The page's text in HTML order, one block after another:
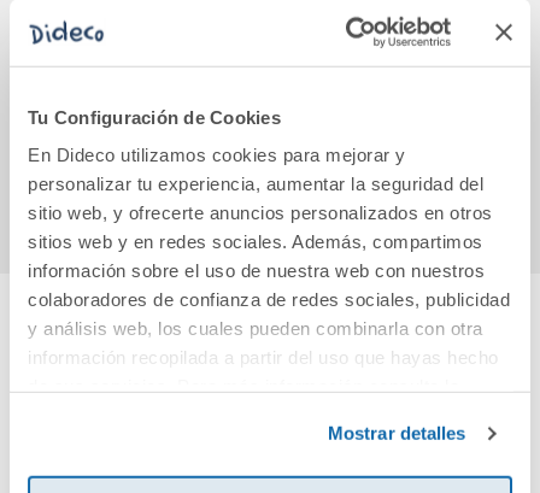
Tu Configuración de Cookies
En Dideco utilizamos cookies para mejorar y
personalizar tu experiencia, aumentar la seguridad del
sitio web, y ofrecerte anuncios personalizados en otros
sitios web y en redes sociales. Además, compartimos
información sobre el uso de nuestra web con nuestros
colaboradores de confianza de redes sociales, publicidad
y análisis web, los cuales pueden combinarla con otra
información recopilada a partir del uso que hayas hecho
Mostrar detalles
Rodeados de
idiotas
18,50€
Comprar
Religión católica. 1
Primaria. De la
Comprar
Cuéntanos tu opinión